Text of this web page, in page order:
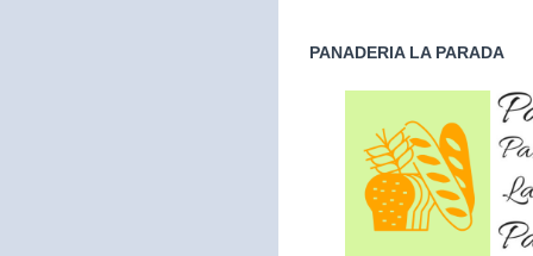
PANADERIA LA PARADA